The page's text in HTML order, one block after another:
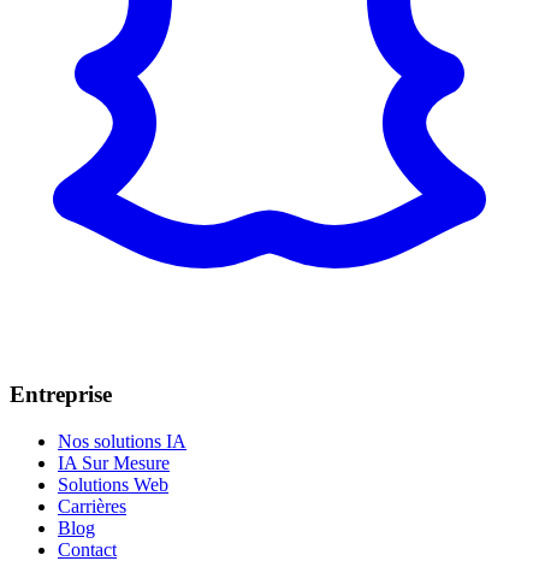
Entreprise
Nos solutions IA
IA Sur Mesure
Solutions Web
Carrières
Blog
Contact